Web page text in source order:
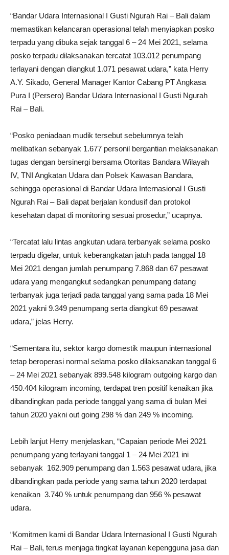
“Bandar Udara Internasional I Gusti Ngurah Rai – Bali dalam
memastikan kelancaran operasional telah menyiapkan posko
terpadu yang dibuka sejak tanggal 6 – 24 Mei 2021, selama
posko terpadu dilaksanakan tercatat 103.012 penumpang
terlayani dengan diangkut 1.071 pesawat udara,” kata Herry
A.Y. Sikado, General Manager Kantor Cabang PT Angkasa
Pura I (Persero) Bandar Udara Internasional I Gusti Ngurah
Rai – Bali.
“Posko peniadaan mudik tersebut sebelumnya telah
melibatkan sebanyak 1.677 personil bergantian melaksanakan
tugas dengan bersinergi bersama Otoritas Bandara Wilayah
IV, TNI Angkatan Udara dan Polsek Kawasan Bandara,
sehingga operasional di Bandar Udara Internasional I Gusti
Ngurah Rai – Bali dapat berjalan kondusif dan protokol
kesehatan dapat di monitoring sesuai prosedur,” ucapnya.
“Tercatat lalu lintas angkutan udara terbanyak selama posko
terpadu digelar, untuk keberangkatan jatuh pada tanggal 18
Mei 2021 dengan jumlah penumpang 7.868 dan 67 pesawat
udara yang mengangkut sedangkan penumpang datang
terbanyak juga terjadi pada tanggal yang sama pada 18 Mei
2021 yakni 9.349 penumpang serta diangkut 69 pesawat
udara,” jelas Herry.
“Sementara itu, sektor kargo domestik maupun internasional
tetap beroperasi normal selama posko dilaksanakan tanggal 6
– 24 Mei 2021 sebanyak 899.548 kilogram outgoing kargo dan
450.404 kilogram incoming, terdapat tren positif kenaikan jika
dibandingkan pada periode tanggal yang sama di bulan Mei
tahun 2020 yakni out going 298 % dan 249 % incoming.
Lebih lanjut Herry menjelaskan, “Capaian periode Mei 2021
penumpang yang terlayani tanggal 1 – 24 Mei 2021 ini
sebanyak 162.909 penumpang dan 1.563 pesawat udara, jika
dibandingkan pada periode yang sama tahun 2020 terdapat
kenaikan 3.740 % untuk penumpang dan 956 % pesawat
udara.
“Komitmen kami di Bandar Udara Internasional I Gusti Ngurah
Rai – Bali, terus menjaga tingkat layanan kepengguna jasa dan